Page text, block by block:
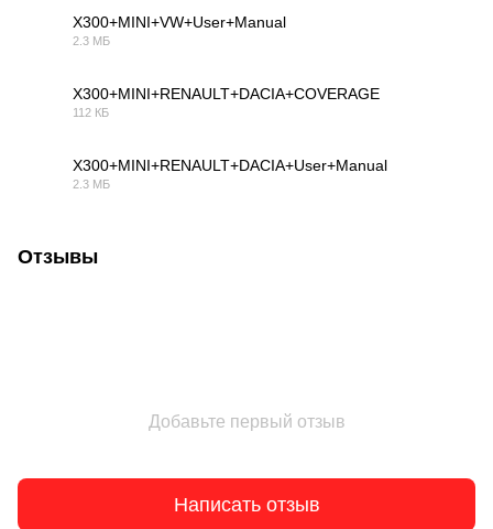
X300+MINI+VW+User+Manual
2.3 МБ
X300+MINI+RENAULT+DACIA+COVERAGE
112 КБ
X300+MINI+RENAULT+DACIA+User+Manual
2.3 МБ
Отзывы
Добавьте первый отзыв
Написать отзыв